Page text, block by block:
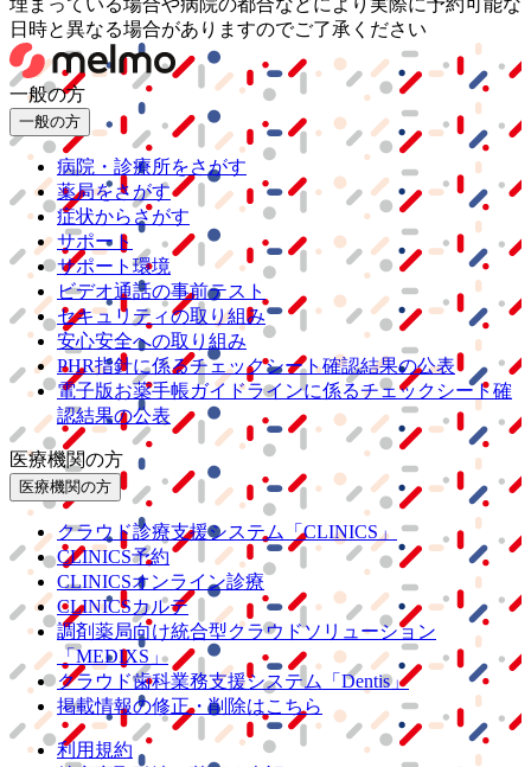
埋まっている場合や病院の都合などにより実際に予約可能な
日時と異なる場合がありますのでご了承ください
一般の方
一般の方
病院・診療所をさがす
薬局をさがす
症状からさがす
サポート
サポート環境
ビデオ通話の事前テスト
セキュリティの取り組み
安心安全への取り組み
PHR指針に係るチェックシート確認結果の公表
電子版お薬手帳ガイドラインに係るチェックシート確
認結果の公表
医療機関の方
医療機関の方
クラウド診療支援システム
「CLINICS」
CLINICS予約
CLINICSオンライン診療
CLINICSカルテ
調剤薬局向け統合型クラウドソリューション
「MEDIXS」
クラウド歯科業務支援システム
「Dentis」
掲載情報の修正・削除はこちら
利用規約